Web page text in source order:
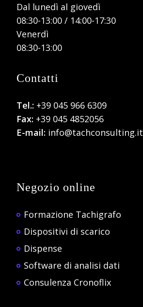
Dal lunedì al giovedì
08:30-13:00 / 14:00-17:30
Venerdì
08:30-13:00
Contatti
Tel.: +39 045 966 6309
Fax:+39 045 4852056
E-mail:info@tachconsulting.it
Negozio online
Formazione Tachigrafo
Dispositivi di scarico
Dispense
Software di analisi dati
Consulenza Cronoflix